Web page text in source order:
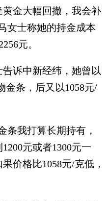
金大幅回撤，我会补
女士称她的持金成本
元。
诉中新经纬，她曾以
金条，后又以1058元/
我打算长期持有，
元或者1300元一
价格比1058元/克低，